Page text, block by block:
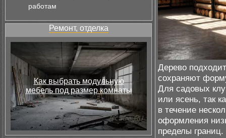
работам
Ремонт, отделка
Как выбрать модульную
мебель под размер комнаты
Дерево
сохраняют
Для садовых
или ясень, так
в течение
оформления
пределы